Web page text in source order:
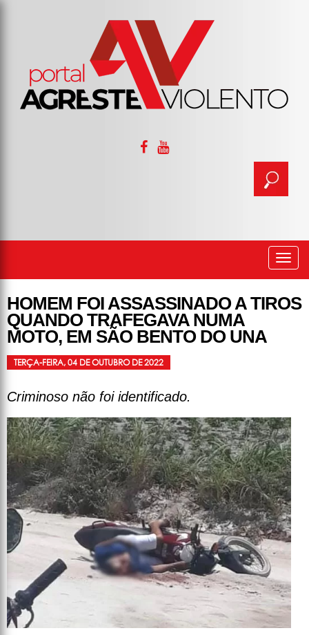
HOMEM FOI ASSASSINADO A TIROS
QUANDO TRAFEGAVA NUMA
MOTO, EM SÃO BENTO DO UNA
TERÇA-FEIRA, 04 DE OUTUBRO DE 2022
Criminoso não foi identificado.